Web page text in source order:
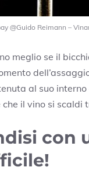
@Guido Reimann –
meglio se il
al suo
il vino si
con